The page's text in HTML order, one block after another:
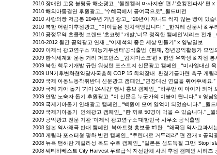
2010 장애인 고용 불평등 해소광고_ '헬렌켈러 마사지숍’ 편 / '호킹전파사' 편
2010 해외아동결연 후원광고_ '수혜국에서 공여국으로”_월드비전
2010 사랑의빵 저금통 20주년 기념 광고_ “20년이 지나도 썩지 않는 빵이 있습
2010 북한 어린이후원광고_ “아이들은 정치색맹입니다.” _한겨레 신문사 & 우
2010 공정무역 초콜릿 브랜드 '초코렛 ' 개발,‘너무 정직한 캠페인’시리즈 전개
2010-2012 월간 공익광고 연재 _“이제석의 좋은 세상 만들기” x 영남일보
2009 이제석 광고연구소 ‘재능기부센터’공식출범 (현재, 청년공익활동가 모임
2009 한식세계화 운동 거리 퍼포먼스 _’김치마스크’편 x 한인 유학생 & 자원 봉
2009 북한 핵무기개발 규탄 워싱턴 포스트지 신문광고 캠페인_ “미사일대신
2009 UN기후변화협약당사국총회 COP 15 회의장내 환경기금마련 촉구 게
2009 국제 아동노동착취반대 신문광고 캠페인_“연장대신 연필을 쥐어주세요
2009 국제 기아 돕기 '기아 24시간' 행사 홍보 캠페인_ “하루만 이 아이가 되어
2009 연말 노숙자 돕기 후원광고_“이 신문은 누군가의 이불이 됩니다.” x 영남
2009 국제기아돕기 인쇄광고 캠페인_ “백원이 모여 일억이 되었습니다.” _월
2009 국제기아돕기 인쇄광고 캠페인_ “한 끼로 50명이 먹을 수 있습니다.” _월
2009 공익광고 전문 기관 ‘이제석 광고연구소’대한민국 사무소 공식출범
2008 일본 역사왜곡 반대 캠페인_북아트형 홍보물 #1탄_ “왜곡된 역사교과서
2008 게릴라 포스터형 평화 반전 캠페인_ “뿌린대로 거두리라” 편 전개 x 공
2008 뉴욕 맨하탄 게릴라성 독도 수호 캠페인_ “일본은 섬도둑질 그만! Stop
2008 씨티하베스트 City Harvest 무료급식 자선단체 사외 후원 캠페인 시리